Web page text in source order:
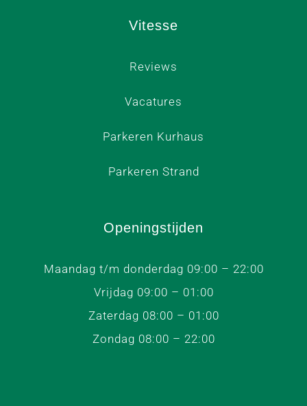
Vitesse
Reviews
Vacatures
Parkeren Kurhaus
Parkeren Strand
Openingstijden
Maandag t/m donderdag 09:00 – 22:00
Vrijdag 09:00 – 01:00
Zaterdag 08:00 – 01:00
Zondag 08:00 – 22:00